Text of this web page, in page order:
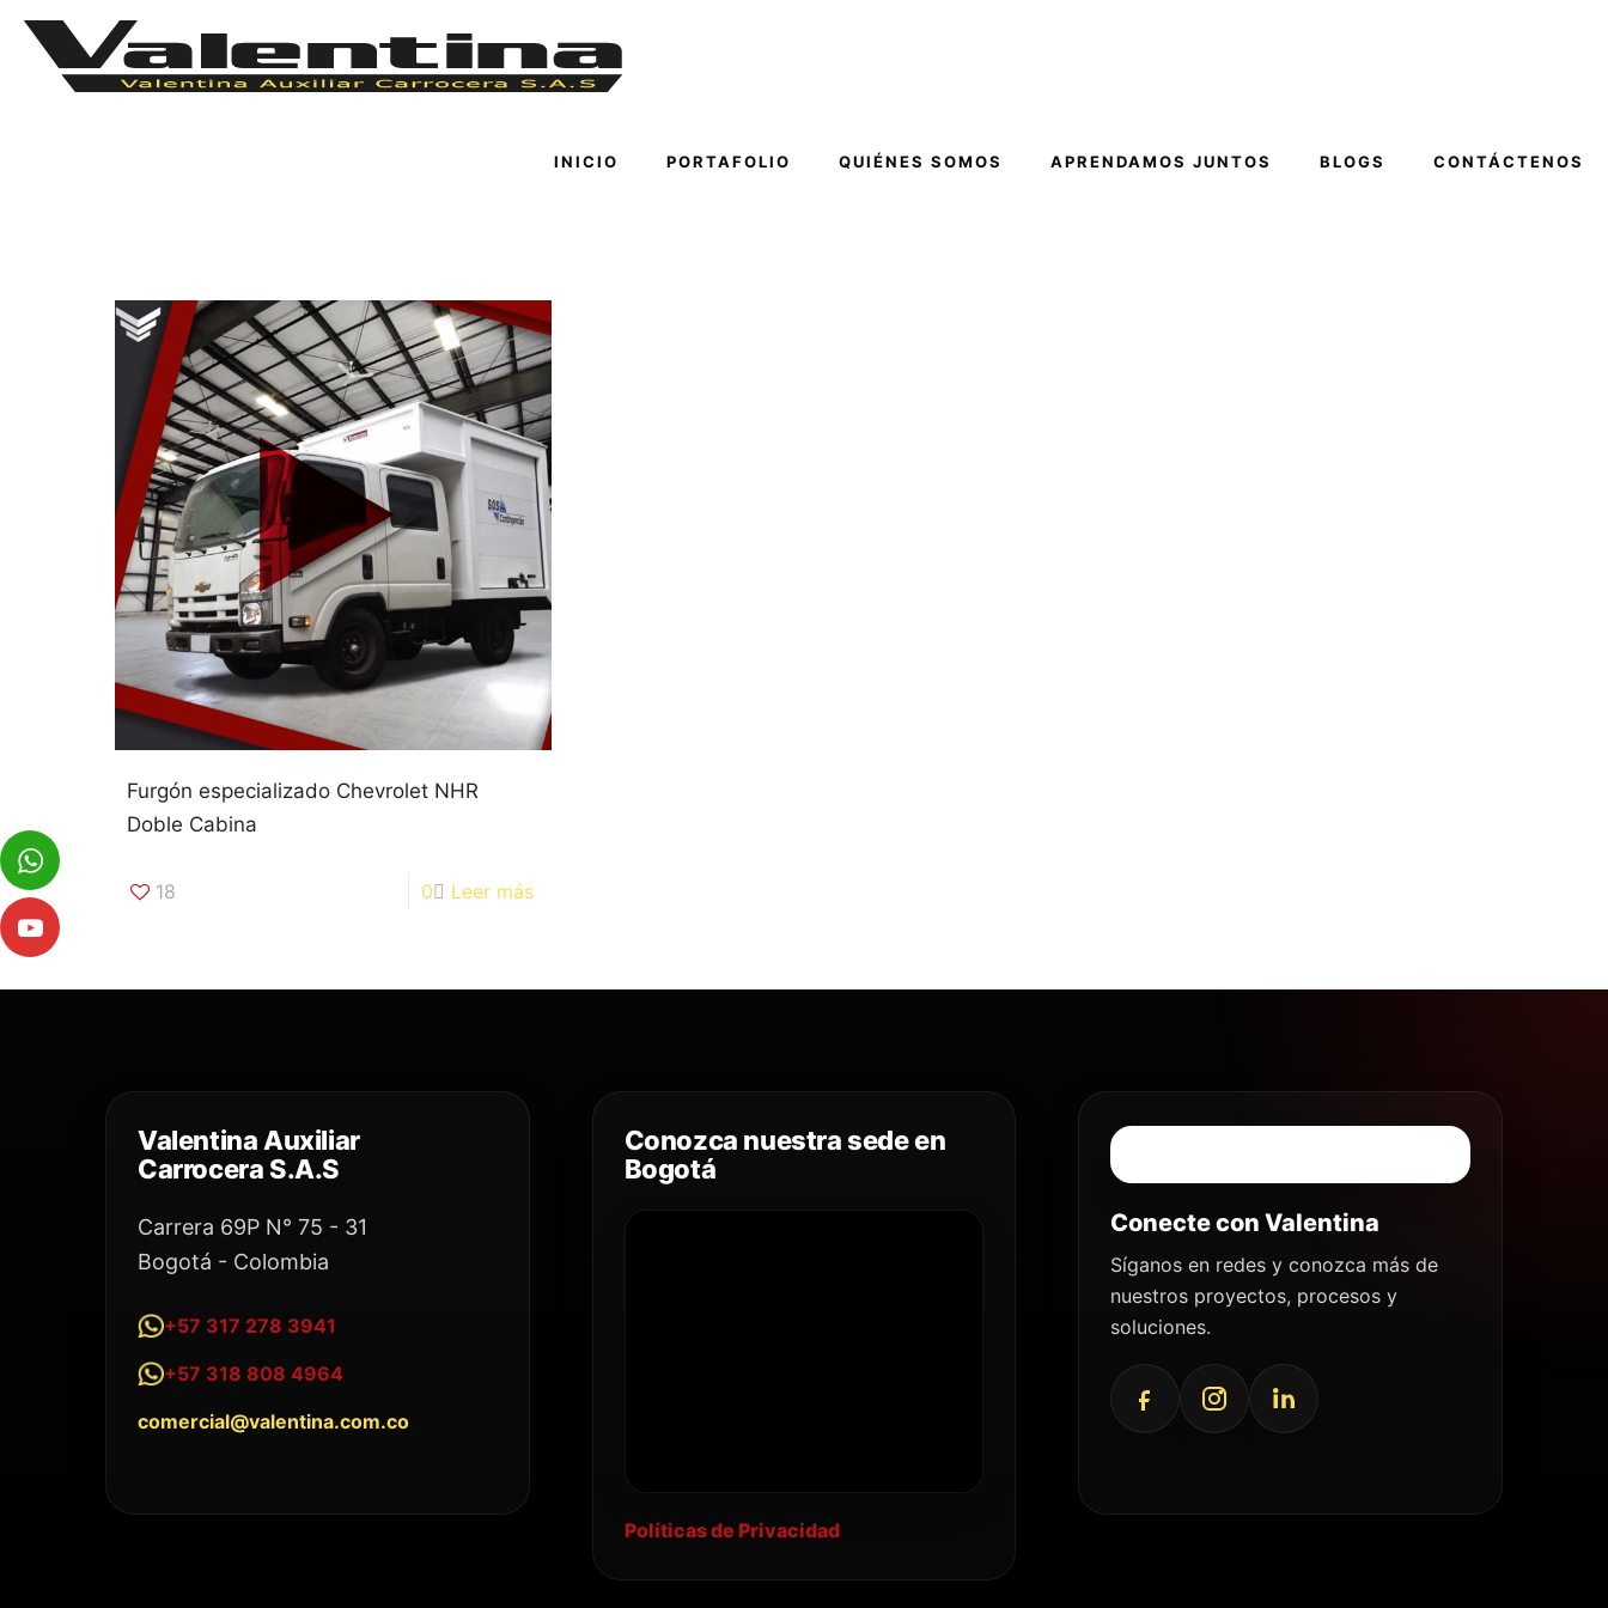
INICIO PORTAFOLIO QUIÉNES SOMOS APRENDAMOS JUNTOS BLOGS CONTÁCTENOS
Furgón especializado Chevrolet NHR
Doble Cabina
18 0 Leer más
Valentina Auxiliar
Carrocera S.A.S
Carrera 69P N° 75 - 31
Bogotá - Colombia
+57 317 278 3941
+57 318 808 4964
comercial@valentina.com.co
Conozca nuestra sede en
Bogotá
Políticas de Privacidad
Conecte con Valentina
Síganos en redes y conozca más de
nuestros proyectos, procesos y
soluciones.